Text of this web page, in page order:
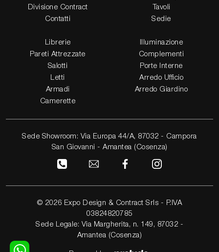
Divisione Contract
Contatti
Tavoli
Sedie
Librerie
Pareti Attrezzate
Salotti
Letti
Armadi
Camerette
Illuminazione
Complementi
Porte Interne
Arredo Ufficio
Arredo Giardino
Sede Showroom: Via Europa 44/A, 87032 - Campora
San Giovanni - Amantea (Cosenza)
© 2026 Expo Design & Contract Srls - P.IVA
03824820785
Sede Legale: Via Margherita, n. 149, 87032 -
Amantea (Cosenza)